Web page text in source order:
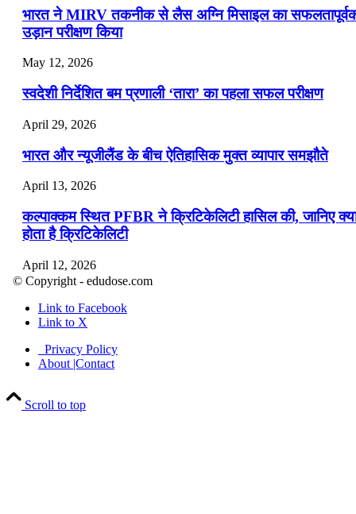
भारत ने MIRV तकनीक से लैस अग्नि मिसाइल का
उड़ान परीक्षण किया
May 12, 2026
स्वदेशी निर्देशित बम प्रणाली ‘तारा’ का पहला सफल परीक्षण
April 29, 2026
भारत और न्यूजीलैंड के बीच ऐतिहासिक मुक्त व्यापार समझौते
April 13, 2026
कल्पाक्कम स्थित PFBR ने क्रिटिकेलिटी हासिल की, जानिए
होता है क्रिटिकेलिटी
April 12, 2026
April 9, 2026
नासा का आर्टेमिस-2 मिशन: मनुष्य एक बार फिर से चंद्रमा के
पहुंचा
April 7, 2026
© Copyright - edudose.com
Link to Facebook
Link to X
Privacy Policy
About |Contact
Scroll to top